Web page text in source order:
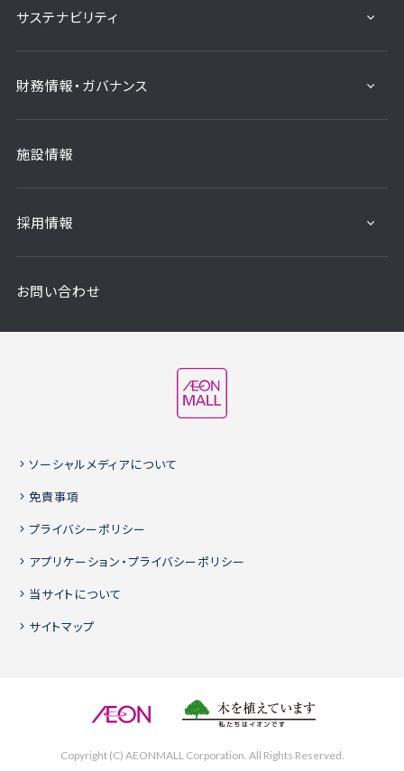
サステナビリティ
財務情報・ガバナンス
施設情報
採用情報
お問い合わせ
ソーシャルメディアについて
免責事項
プライバシーポリシー
アプリケーション・プライバシーポリシー
当サイトについて
サイトマップ
Copyright (C) AEONMALL Corporation. All Rights Reserved.